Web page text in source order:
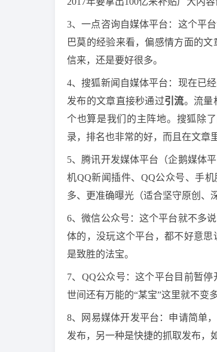
3、一点咨询自媒体平台：这个平
巴莫的经验来看，偏感情方面的
信来，还是要好很多。
4、搜狐新闻自媒体平台：现在已
发布的文章直接秒通过引流。流量
个也算是我们的主阵地。搜狐除
录，排名也非常的好，而且在文章
5、腾讯开发媒体平台（企鹅媒体
机QQ新闻插件、QQ公众号、手
多、更准确曝光（适合坚守原创、
6、微信公众号：这个平台就不多
体的，没玩这个平台，都不好意
是致胜的法宝。
7、QQ公众号：这个平台目前暂
世间还有万能的“某宝”这里就不变多
8、网易媒体开发平台：申请简单
发布，另一种是快捷的抓取发布，